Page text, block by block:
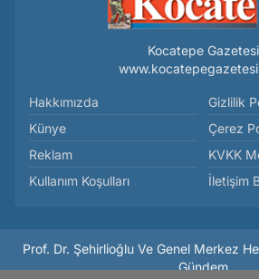
Kocatepe Gazetesi
Hakkımızda
Künye
Reklam
Kullanım Koşulları
Gizlilik
Çerez
KVKK
İletişim
Prof. Dr. Şehirlioğlu Ve Genel Merkez
Gündem